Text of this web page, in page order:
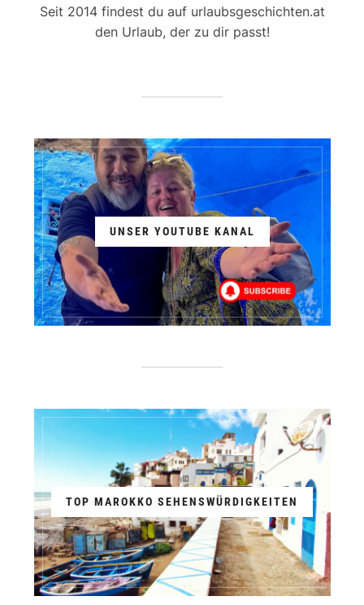
Seit 2014 findest du auf urlaubsgeschichten.at
den Urlaub, der zu dir passt!
UNSER YOUTUBE KANAL
TOP MAROKKO SEHENSWÜRDIGKEITEN